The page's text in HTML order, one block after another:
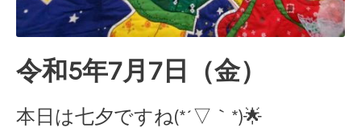
令和5年7月7日（金）
本日は七夕ですね(*´▽｀*)🌟